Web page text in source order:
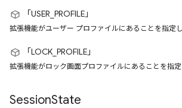
「USER_PROFILE」
拡張機能がユーザー プロファイルにあることを指定し
「LOCK_PROFILE」
拡張機能がロック画面プロファイルにあることを指定
SessionState